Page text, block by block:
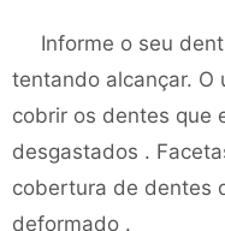
Informe o seu
tentando alcançar. O
cobrir os dentes que
desgastados .
cobertura de dentes
deformado .